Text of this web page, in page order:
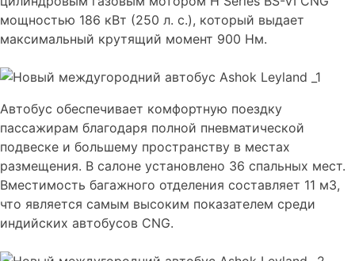
мощностью 186 кВт (250 л. с.), который выдает
максимальный крутящий момент 900 Нм.
Автобус обеспечивает комфортную поездку
пассажирам благодаря полной пневматической
подвеске и большему пространству в местах
размещения. В салоне установлено 36 спальных мест.
Вместимость багажного отделения составляет 11 м3,
что является самым высоким показателем среди
индийских автобусов CNG.